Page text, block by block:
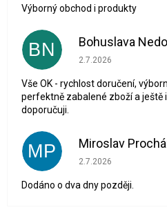
Výborný obchod i produkty
BN Bohuslava
Hodnocení obchodu
2.7.2026
Vše OK - rychlost doručení,
perfektně zabalené zboží a ještě
doporučuji.
MP Miroslav
Hodnocení obchodu
2.7.2026
Dodáno o dva dny později.